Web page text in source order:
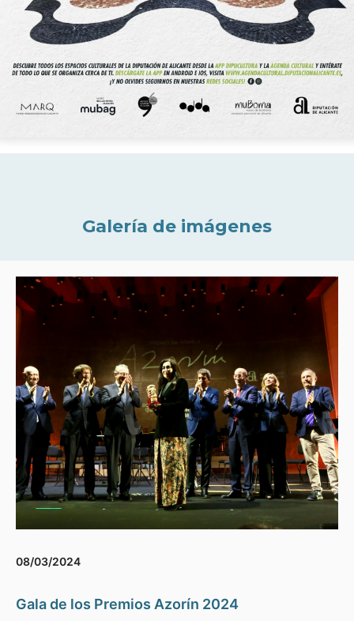
Galería de imágenes
08/03/2024
Gala de los Premios Azorín 2024